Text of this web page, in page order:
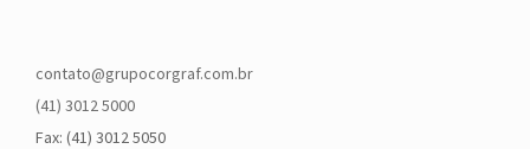
contato@grupocorgraf.com.br
(41) 3012 5000
Fax: (41) 3012 5050